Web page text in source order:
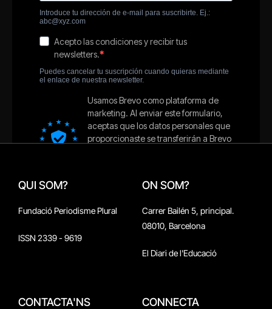
QUI SOM?
Fundació Periodisme Plural
ISSN 2339 - 9619
ON SOM?
Carrer Bailén 5, principal.
08010, Barcelona
El Diari de l'Educació
CONTACTA'NS CONNECTA